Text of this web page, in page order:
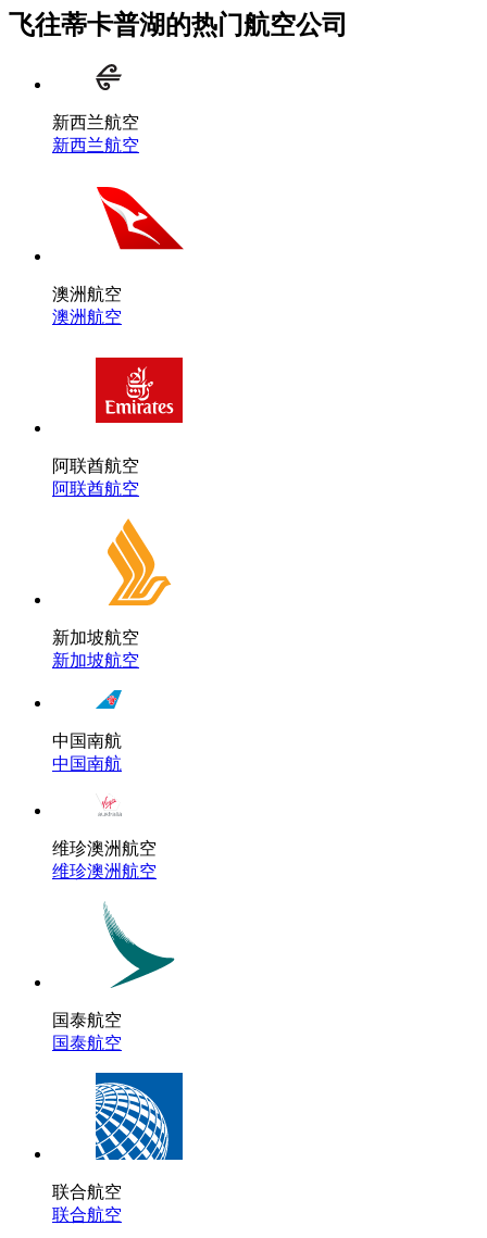
飞往蒂卡普湖的热门航空公司
新西兰航空
新西兰航空
澳洲航空
澳洲航空
阿联酋航空
阿联酋航空
新加坡航空
新加坡航空
中国南航
中国南航
维珍澳洲航空
维珍澳洲航空
国泰航空
国泰航空
联合航空
联合航空